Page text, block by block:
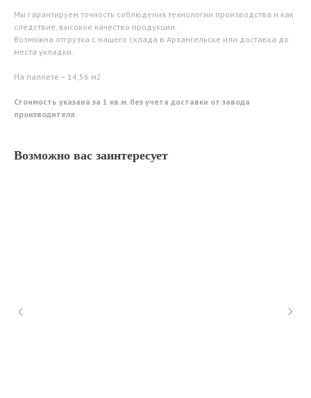
Мы гарантируем точность соблюдения технологии производства и как
следствие, высокое качество продукции.
Возможна отгрузка с нашего склада в Архангельске или доставка до
места укладки.
На паллете – 14,56 м2
Стоимость указана за 1 кв.м. без учета доставки от завода
производителя
Возможно вас заинтересует